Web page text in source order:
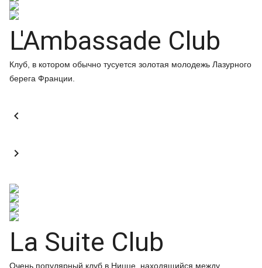
L'Ambassade Club
Клуб, в котором обычно тусуется золотая молодежь Лазурного
берега Франции.


La Suite Club
Очень популярный клуб в Ницце, находящийся между